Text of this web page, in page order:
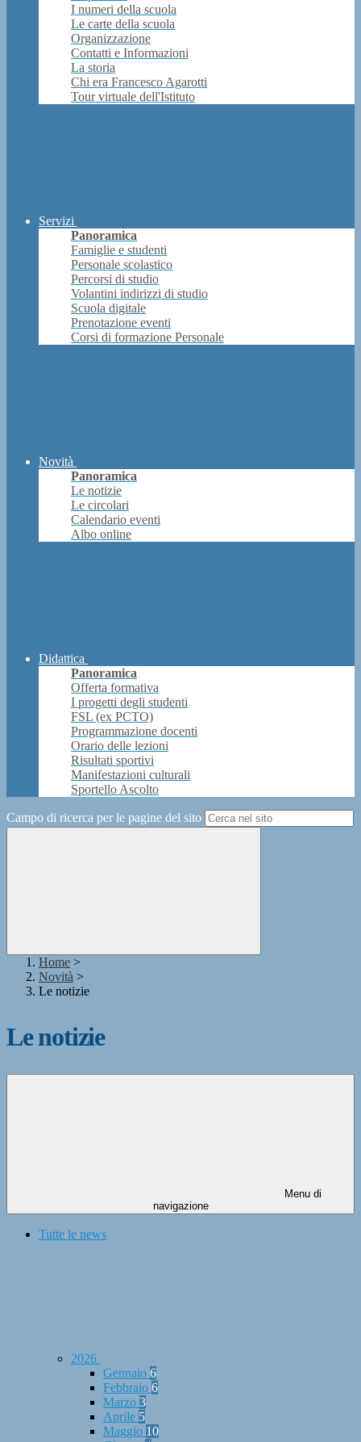
I numeri della scuola
Le carte della scuola
Organizzazione
Contatti e Informazioni
La storia
Chi era Francesco Agarotti
Tour virtuale dell'Istituto
Servizi
Panoramica
Famiglie e studenti
Personale scolastico
Percorsi di studio
Volantini indirizzi di studio
Scuola digitale
Prenotazione eventi
Corsi di formazione Personale
Novità
Panoramica
Le notizie
Le circolari
Calendario eventi
Albo online
Didattica
Panoramica
Offerta formativa
I progetti degli studenti
FSL (ex PCTO)
Programmazione docenti
Orario delle lezioni
Risultati sportivi
Manifestazioni culturali
Sportello Ascolto
Campo di ricerca per le pagine del sito
Home >
Novità >
Le notizie
Le notizie
Menu di
navigazione
Tutte le news
2026
Gennaio 6
Febbraio 6
Marzo 3
Aprile 5
Maggio 10